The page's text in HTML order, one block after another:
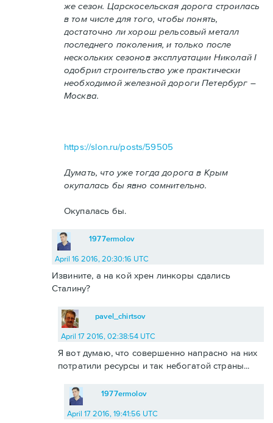
же сезон. Царскосельская дорога строилась
в том числе для того, чтобы понять,
достаточно ли хорош рельсовый металл
последнего поколения, и только после
нескольких сезонов эксплуатации Николай I
одобрил строительство уже практически
необходимой железной дороги Петербург –
Москва.
https://slon.ru/posts/59505
Думать, что уже тогда дорога в Крым
окупалась бы явно сомнительно.
Окупалась бы.
1977ermolov
April 16 2016, 20:30:16 UTC
Извините, а на кой хрен линкоры сдались
Сталину?
pavel_chirtsov
April 17 2016, 02:38:54 UTC
Я вот думаю, что совершенно напрасно на них
потратили ресурсы и так небогатой страны...
1977ermolov
April 17 2016, 19:41:56 UTC